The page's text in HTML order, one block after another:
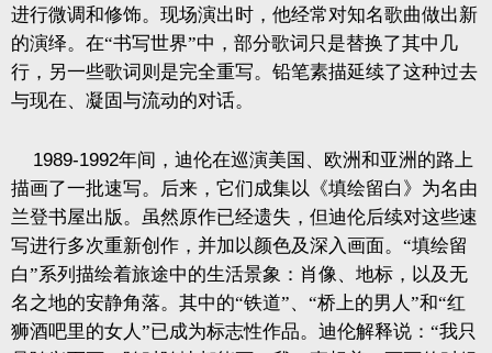
进行微调和修饰。现场演出时，他经常对知名歌曲做出新
的演绎。在“书写世界”中，部分歌词只是替换了其中几
行，另一些歌词则是完全重写。铅笔素描延续了这种过去
与现在、凝固与流动的对话。
1989-1992年间，迪伦在巡演美国、欧洲和亚洲的路上
描画了一批速写。后来，它们成集以《填绘留白》为名由
兰登书屋出版。虽然原作已经遗失，但迪伦后续对这些速
写进行多次重新创作，并加以颜色及深入画面。“填绘留
白”系列描绘着旅途中的生活景象：肖像、地标，以及无
名之地的安静角落。其中的“铁道”、“桥上的男人”和“红
狮酒吧里的女人”已成为标志性作品。迪伦解释说：“我只